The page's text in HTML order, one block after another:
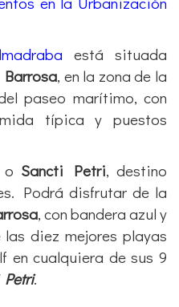
equipado para su uso.
en la Urbanización
está situada
paseo marítimo, con
típica y puestos
oSancti Petri, destino
Podrá disfrutar de la